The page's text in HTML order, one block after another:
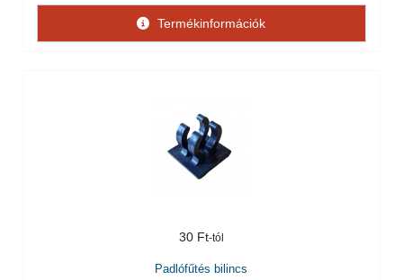
Termékinformációk
30 Ft
Padlófűtés bilincs